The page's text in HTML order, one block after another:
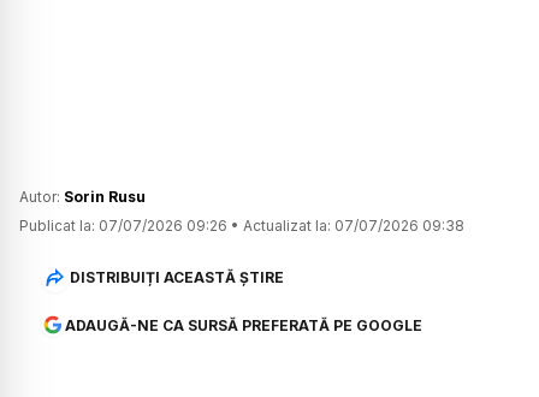
Autor: Sorin Rusu
Publicat la: 07/07/2026 09:26 • Actualizat la: 07/07/2026 09:38
DISTRIBUIȚI ACEASTĂ ȘTIRE
ADAUGĂ-NE CA SURSĂ PREFERATĂ PE GOOGLE